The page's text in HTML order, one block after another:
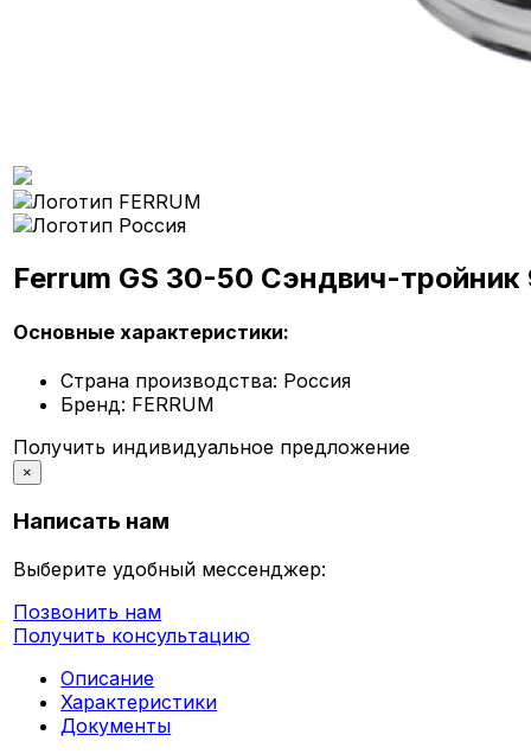
Ferrum GS 30-50 Сэндвич-тройник
Основные характеристики:
Страна производства: Россия
Бренд: FERRUM
Получить индивидуальное предложение
×
Написать нам
Выберите удобный мессенджер:
Позвонить нам
Получить консультацию
Описание
Характеристики
Документы